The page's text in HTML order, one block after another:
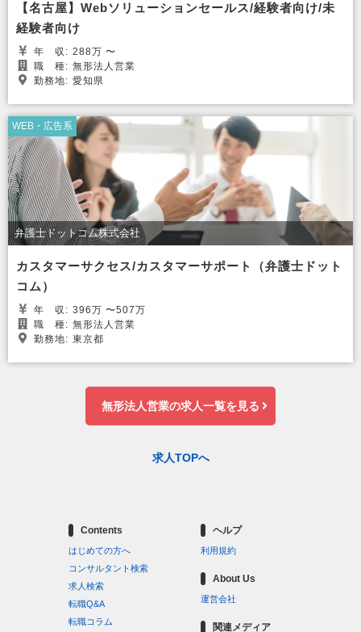
【名古屋】Webソリューションセールス/経験者向け/未
経験者向け
年 収:
288万 〜
職 種: 無形法人営業
勤務地: 愛知県
WEB・広告系
弁護士ドットコム株式会社
カスタマーサクセス/カスタマーサポート（弁護士ドット
コム）
年 収:
396万 〜507万
職 種: 無形法人営業
勤務地: 東京都
無形法人営業の求人一覧を見る
求人TOPへ
Contents
はじめての方へ
コンサルタント検索
求人検索
転職Q&A
転職コラム
ヘルプ
利用規約
About Us
運営会社
関連メディア